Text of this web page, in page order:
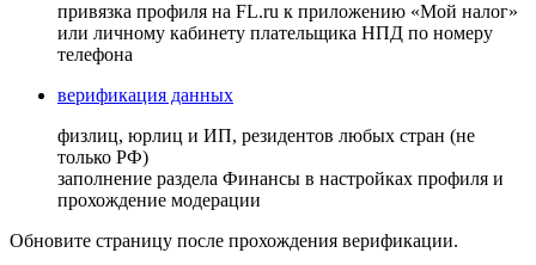
привязка профиля на FL.ru к приложению «Мой налог»
или личному кабинету плательщика НПД по номеру
телефона
верификация данных
физлиц, юрлиц и ИП, резидентов любых стран (не
только РФ)
заполнение раздела Финансы в настройках профиля и
прохождение модерации
Обновите страницу после прохождения верификации.